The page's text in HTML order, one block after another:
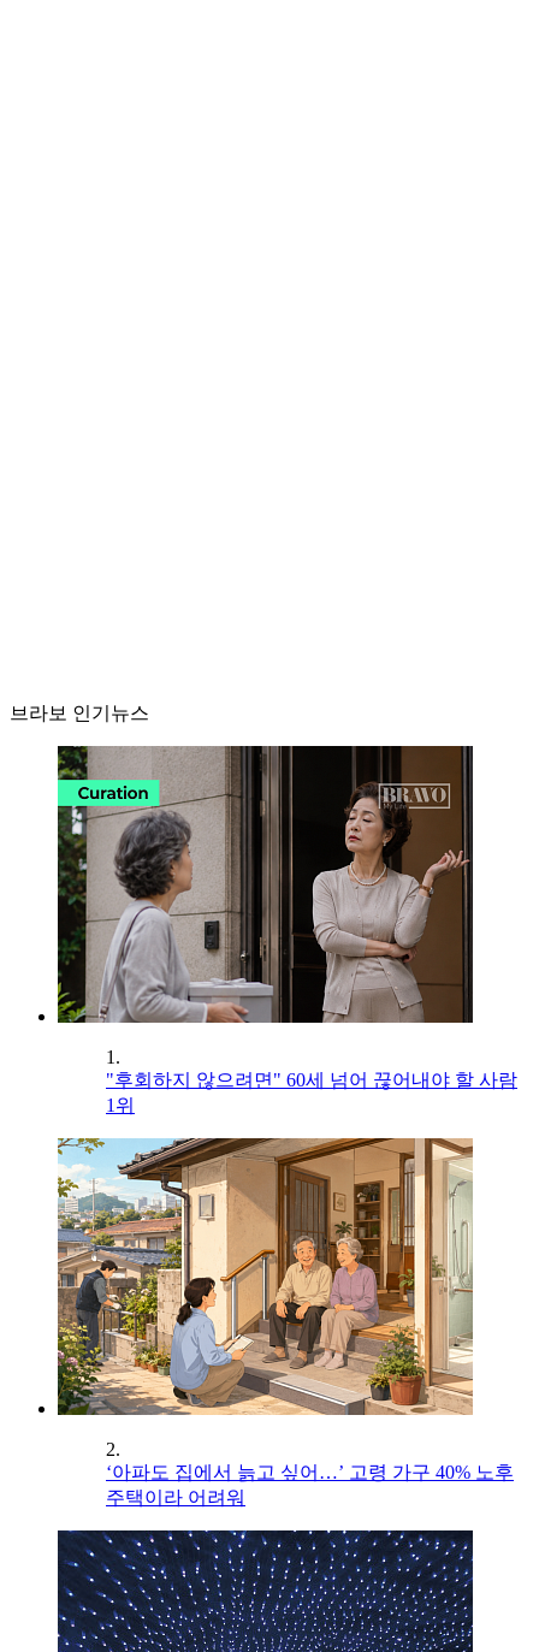
브라보 인기뉴스
1.
"후회하지 않으려면" 60세 넘어 끊어내야 할 사람
1위
2.
‘아파도 집에서 늙고 싶어…’ 고령 가구 40% 노후
주택이라 어려워